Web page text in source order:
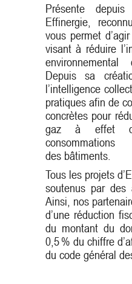
Présente depuis
Effinergie,
vous permet
visant à réduire
Depuis sa
l’intelligence
pratiques afin de
concrètes pour
gaz à effet
des bâtiments.
Tous les projets
soutenus par des
Ainsi, nos
d’une réduction
du montant du
0,5 % du chiffre
du code général